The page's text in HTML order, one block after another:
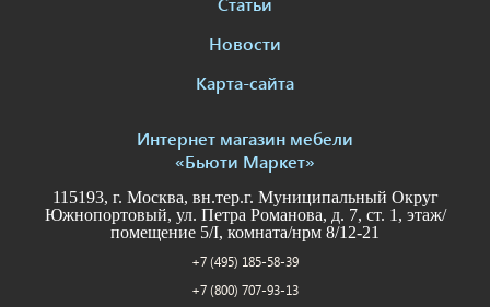
Новости
Карта-сайта
Интернет магазин мебели
«Бьюти Маркет»
115193, г. Москва, вн.тер.г. Муниципальный Округ
Южнопортовый, ул. Петра Романова, д. 7, ст. 1, этаж/
помещение 5/I, комната/нрм 8/12-21
+7 (495) 185-58-39
+7 (800) 707-93-13